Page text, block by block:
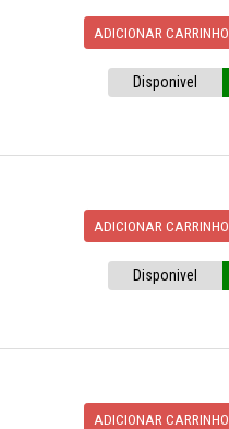
ADICIONAR CARRINHO
Disponivel
ADICIONAR CARRINHO
Disponivel
ADICIONAR CARRINHO